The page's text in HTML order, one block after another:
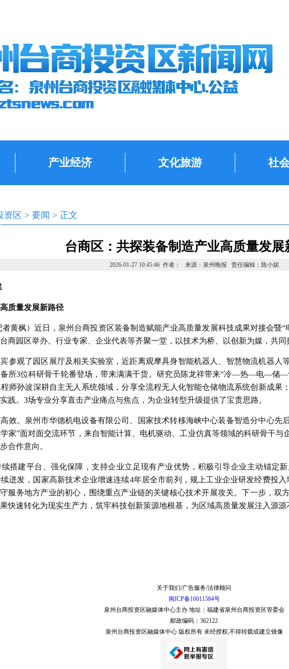
产业经济 文化旅游 社
资区 > 要闻 > 正文
台商区：共探装备制造产业高质量发展
2026-01-27 10:45:46 作者： 来源：泉州晚报 责任编辑：陈小妮
质量发展新路径
黄枫）近日，泉州台商投资区装备制造赋能产业高质量发展科技成果对接会暨
商园区举办。行业专家、企业代表等齐聚一堂，以技术为桥、以创新为媒，共同
参观了园区展厅及相关实验室，近距离观摩具身智能机器人、智慧物流机器人
所3位科研骨干轮番登场，带来满满干货。研究员陈龙祥带来“冷—热—电—储—
师孙波深耕自主无人系统领域，分享全流程无人化智能仓储物流系统创新成果
践。3场专业分享直击产业痛点与焦点，为企业转型升级提供了宝贵思路。
效。泉州市华德机电设备有限公司、国家技术转移海峡中心装备智造分中心先
家”面对面交流环节，来自智能计算、电机驱动、工业仿真等领域的科研骨干
合作意向。
搭建平台、强化保障，支持企业立足现有产业优势，积极引导企业主动锚定
迸发，国家高新技术企业增速连续4年居全市前列，规上工业企业研发经费投
服务地方产业的初心，围绕重点产业链的关键核心技术开展攻关。下一步，双
快速转化为现实生产力，筑牢科技创新策源地根基，为区域高质量发展注入源源
关于我们/广告服务/法律顾问
闽ICP备16011584号
泉州台商投资区融媒体中心主办 地址：福建省泉州台商投资区管委会
邮政编码：362122
泉州台商投资区融媒体中心 版权所有 未经授权,不得转载或建立镜像